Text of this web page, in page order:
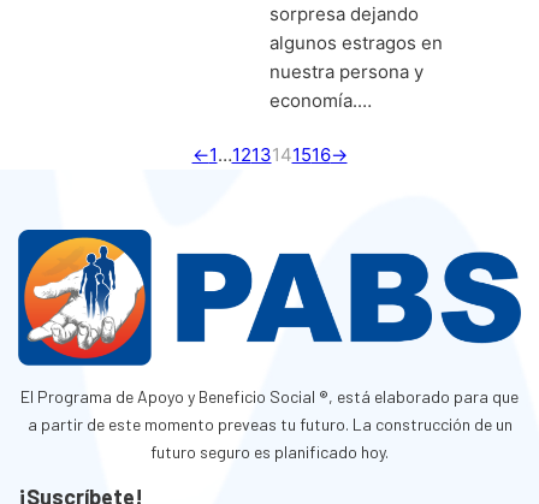
sorpresa dejando
algunos estragos en
nuestra persona y
economía.…
←1…1213141516→
El Programa de Apoyo y Beneficio Social ®, está elaborado para que
a partir de este momento preveas tu futuro. La construcción de un
futuro seguro es planificado hoy.
¡Suscríbete!